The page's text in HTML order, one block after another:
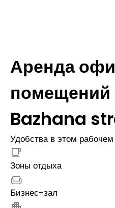
Аренда
помещений
Bazhana
Удобства в этом
Зоны отдыха
Бизнес-зал